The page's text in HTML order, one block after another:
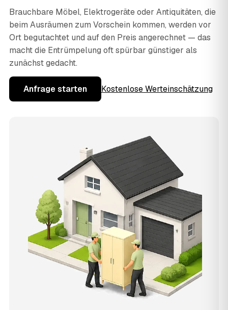
Brauchbare Möbel, Elektrogeräte oder Antiquitäten, die
beim Ausräumen zum Vorschein kommen, werden vor
Ort begutachtet und auf den Preis angerechnet — das
macht die Entrümpelung oft spürbar günstiger als
zunächst gedacht.
Anfrage starten Kostenlose Werteinschätzung